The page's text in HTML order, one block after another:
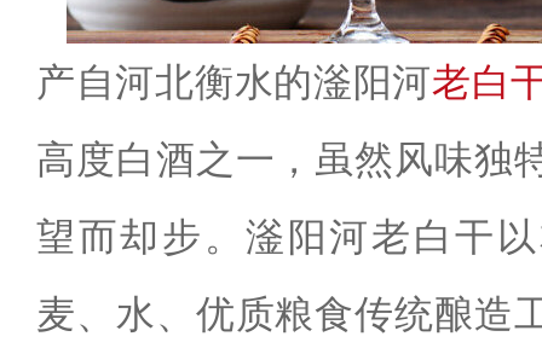
产自河北衡水的滏阳河老白
高度白酒之一，虽然风味独
望而却步。滏阳河老白干
麦、水、优质粮食传统酿造